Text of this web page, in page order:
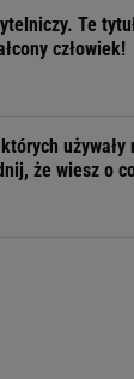
Te
człowiek!
że wiesz o